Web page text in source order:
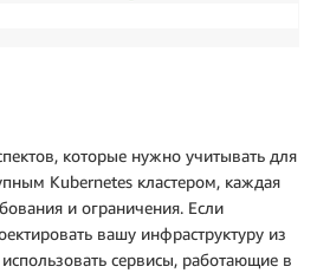
которые нужно учитывать для
Kubernetes кластером, каждая
и ограничения. Если
вашу инфраструктуру из
сервисы, работающие в